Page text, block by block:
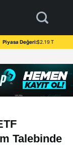
Piyasa Değeri:$2.19 T
Talebinde